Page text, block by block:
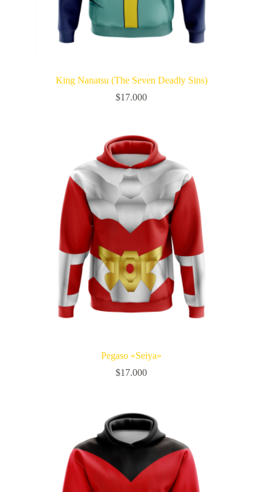
King Nanatsu (The Seven Deadly Sins)
$17.000
Pegaso «Seiya»
$17.000